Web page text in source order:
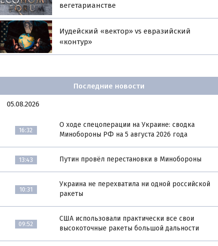
вегетарианстве
Иудейский «вектор» vs евразийский
«контур»
Последние новости
05.08.2026
16:32
О ходе спецоперации на Украине: сводка
Минобороны РФ на 5 августа 2026 года
13:43 Путин провёл перестановки в Минобороны
10:31
Украина не перехватила ни одной российской
ракеты
09:52
США использовали практически все свои
высокоточные ракеты большой дальности